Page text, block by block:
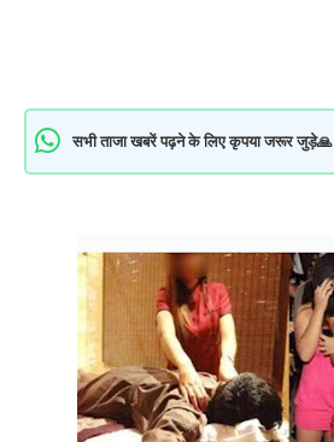
सभी ताजा खबरें पढ़ने के लिए कृपया जरूर जुड़े🙏